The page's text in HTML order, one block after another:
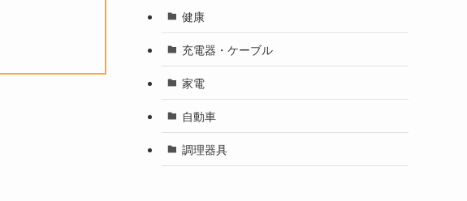
健康
充電器・ケーブル
家電
自動車
調理器具